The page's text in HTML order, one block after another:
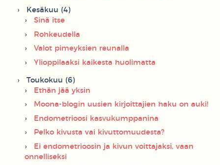
Kesäkuu (4)
Sinä itse
Rohkeudella
Valot pimeyksien reunalla
Ylioppilaaksi kaikesta huolimatta
Toukokuu (6)
Ethän jää yksin
Moona-blogin uusien kirjoittajien haku on auki!
Endometrioosi kasvukumppanina
Pelko kivusta vai kivuttomuudesta?
Ei endometrioosin ja kivun voittajaksi, vaan
onnelliseksi